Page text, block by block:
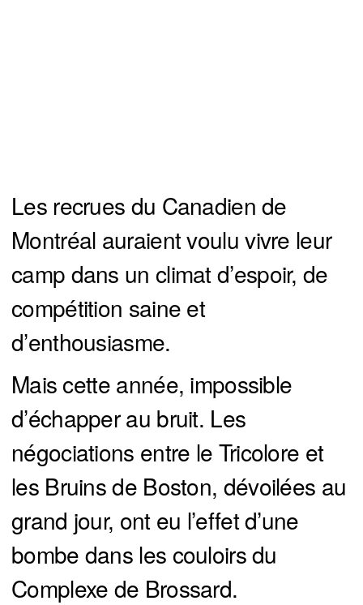
Les recrues du Canadien de
Montréal auraient voulu vivre leur
camp dans un climat d’espoir, de
compétition saine et
d’enthousiasme.
Mais cette année, impossible
d’échapper au bruit. Les
négociations entre le Tricolore et
les Bruins de Boston, dévoilées au
grand jour, ont eu l’effet d’une
bombe dans les couloirs du
Complexe de Brossard.